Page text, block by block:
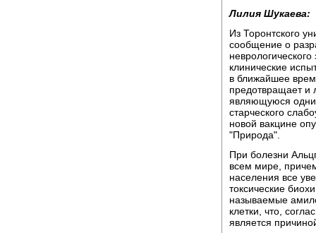
Лилия Шукаева:
Из Торонтского
сообщение о
клинические
в ближайшее
предотвращает и
являющуюся
старческого
новой вакцине
"Природа".
При болезни
всем мире,
населения все
токсические
называемые
клетки, что,
является